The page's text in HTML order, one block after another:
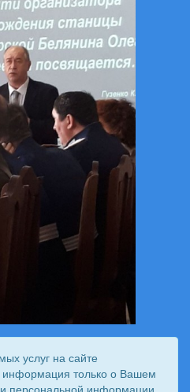
услуг на сайте
информация только о Вашем
персональной информации